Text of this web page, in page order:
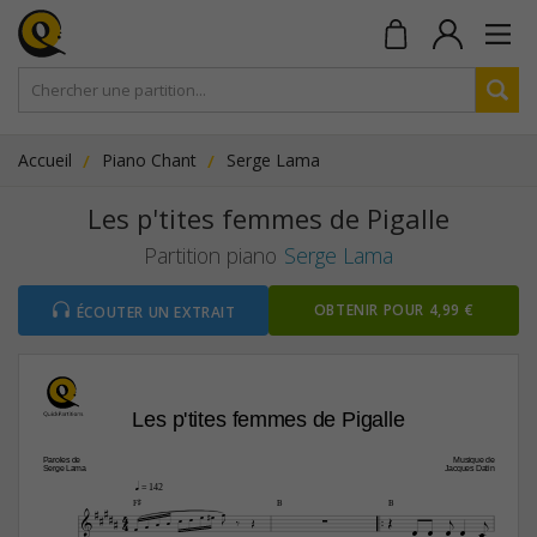
Accueil Piano Chant Serge Lama
Les p'tites femmes de Pigalle
Partition piano Serge Lama
ÉCOUTER UN EXTRAIT OBTENIR POUR 4,99 €
Les p'tites femmes de Pigalle
Paroles de
Serge Lama
Musique de
Jacques Datin

F© B B
q = 142
4
4


       
       
